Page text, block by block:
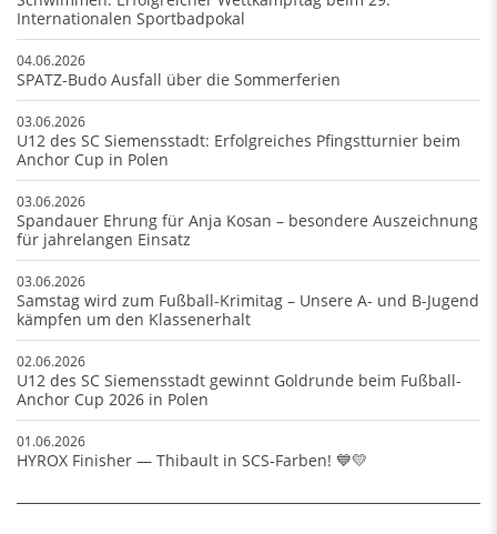
Internationalen Sportbadpokal
04.06.2026
SPATZ-Budo Ausfall über die Sommerferien
03.06.2026
U12 des SC Siemensstadt: Erfolgreiches Pfingstturnier beim
Anchor Cup in Polen
03.06.2026
Spandauer Ehrung für Anja Kosan – besondere Auszeichnung
für jahrelangen Einsatz
03.06.2026
Samstag wird zum Fußball-Krimitag – Unsere A- und B-Jugend
kämpfen um den Klassenerhalt
02.06.2026
U12 des SC Siemensstadt gewinnt Goldrunde beim Fußball-
Anchor Cup 2026 in Polen
01.06.2026
HYROX Finisher — Thibault in SCS‑Farben! 💙💛